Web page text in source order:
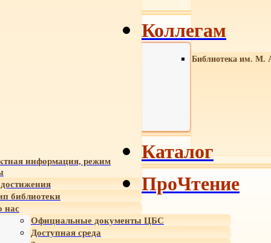
Библиотека им. М.
информация, режим
библиотеки
нас
Официальные документы ЦБС
Доступная среда
Коллегам
Каталог
ПроЧтение